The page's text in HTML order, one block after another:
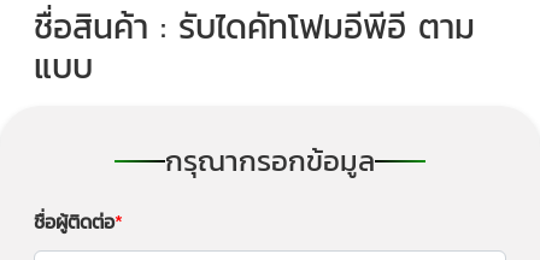
ชื่อสินค้า : รับไดคัทโฟมอีพีอี ตาม
แบบ
กรุณากรอกข้อมูล
ชื่อผู้ติดต่อ